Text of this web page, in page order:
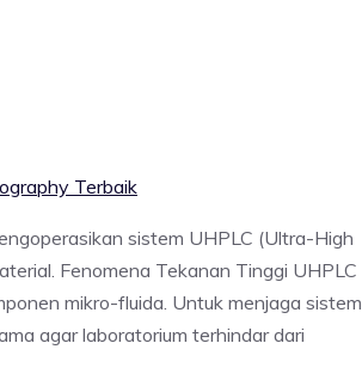
Terbaik
sistem UHPLC (Ultra-High
Fenomena Tekanan Tinggi UHPLC
mikro-fluida. Untuk menjaga sistem
agar laboratorium terhindar dari